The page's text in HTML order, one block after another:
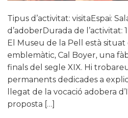
Tipus d’activitat: visitaEspai:
d’adoberDurada de l’activitat:
El Museu de la Pell està
emblemàtic, Cal Boyer, una
finals del segle XIX. Hi
permanents dedicades a
llegat de la vocació adobera
proposta […]